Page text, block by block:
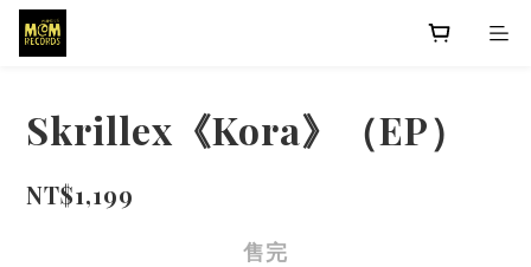
Skrillex《Kora》（EP）
NT$1,199
售完